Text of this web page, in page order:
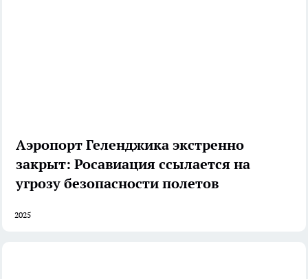
Аэропорт Геленджика экстренно
закрыт: Росавиация ссылается на
угрозу безопасности полетов
2025